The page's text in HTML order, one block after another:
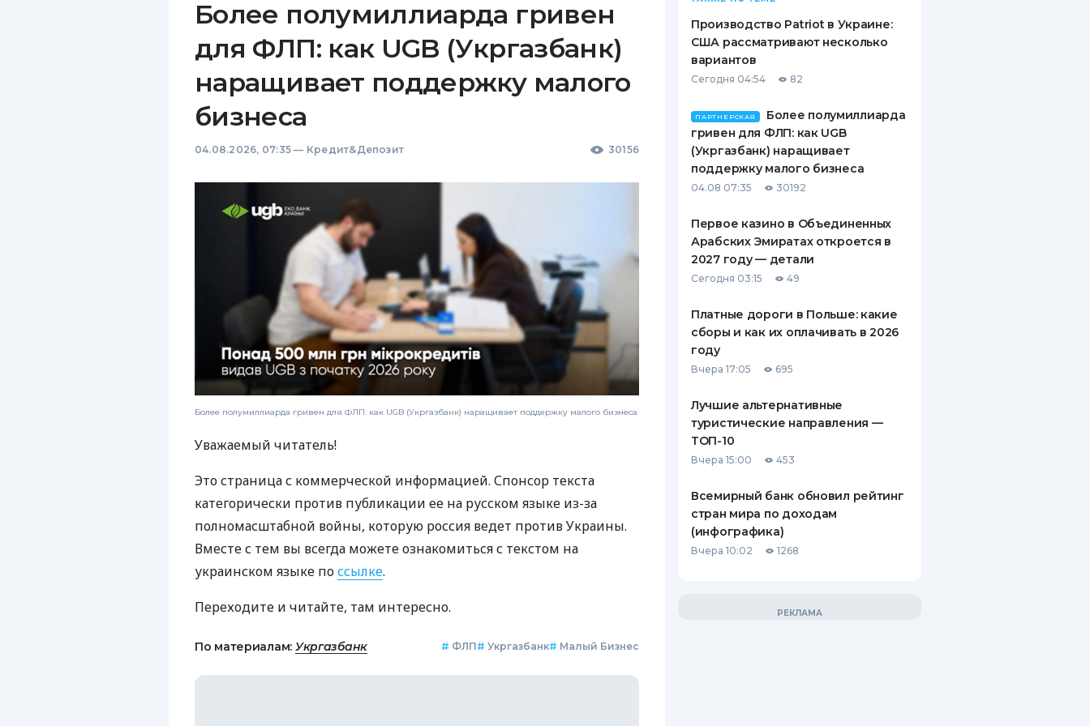
Более полумиллиарда гривен
для ФЛП: как UGB (Укргазбанк)
наращивает поддержку малого
бизнеса
04.08.2026, 07:35 — Кредит&Депозит 30156
Более полумиллиарда гривен для ФЛП: как UGB (Укргазбанк) наращивает поддержку малого бизнеса
Уважаемый читатель!
Это страница с коммерческой информацией. Спонсор текста
категорически против публикации ее на русском языке из-за
полномасштабной войны, которую россия ведет против Украины.
Вместе с тем вы всегда можете ознакомиться с текстом на
украинском языке поссылке.
Переходите и читайте, там интересно.
По материалам: Укргазбанк # ФЛП# Укргазбанк# Малый Бизнес
Производство Patriot в Украине:
США рассматривают несколько
вариантов
Сегодня 04:54 82
ПАРТНЕРСКАЯ
Более полумиллиарда
гривен для ФЛП: как UGB
(Укргазбанк) наращивает
поддержку малого бизнеса
04.08 07:35 30192
Первое казино в Объединенных
Арабских Эмиратах откроется в
2027 году — детали
Сегодня 03:15 49
Платные дороги в Польше: какие
сборы и как их оплачивать в 2026
году
Вчера 17:05 695
Лучшие альтернативные
туристические направления —
ТОП-10
Вчера 15:00 453
Всемирный банк обновил рейтинг
стран мира по доходам
(инфографика)
Вчера 10:02 1268